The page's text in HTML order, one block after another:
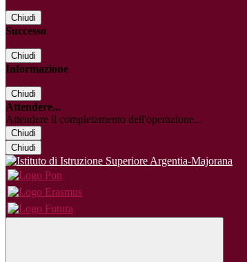
Chiudi
Successo
Chiudi
Informazione
Chiudi
Attendere...
Attendere il completamento dell'operazione...
Chiudi
Chiudi